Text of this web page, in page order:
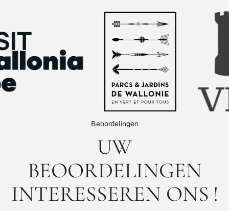
Beoordelingen
UW
BEOORDELINGEN
INTERESSEREN ONS !